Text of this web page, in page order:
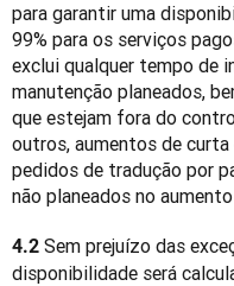
para garantir uma
99% para os serviços
exclui qualquer tempo de
manutenção planeados,
que estejam fora do
outros, aumentos de
pedidos de tradução por
não planeados no
4.2 Sem prejuízo das
disponibilidade será